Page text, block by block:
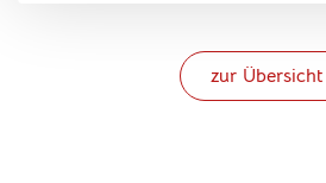
zur Übersicht